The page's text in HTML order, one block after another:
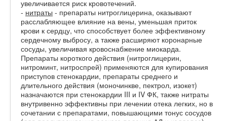
увеличивается риск кровотечений.
- нитраты - препараты нитроглицерина, оказывают
расслабляющее влияние на вены, уменьшая приток
крови к сердцу, что способствует более эффективному
сердечному выбросу, а также расширяют коронарные
сосуды, увеличивая кровоснабжение миокарда.
Препараты короткого действия (нитроглицерин,
нитроминт, нитроспрей) применяются для купирования
приступов стенокардии, препараты среднего и
длительного действия (моночинкве, пектрол, изокет)
назначаются при стенокардии III и IV ФК, также нитраты
внутривенно эффективны при лечении отека легких, но в
сочетании с препаратами, повышающими тонус сосудов